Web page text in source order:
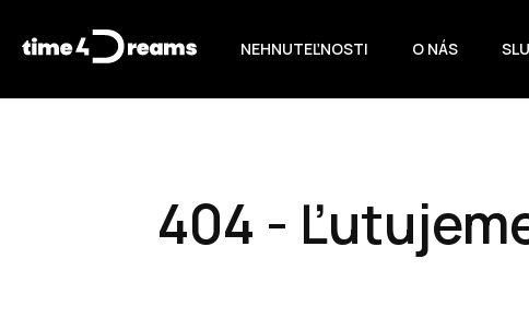
NEHNUTEĽNOSTI O NÁS
404 -